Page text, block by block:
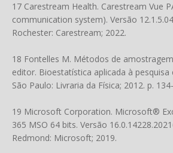
17 Carestream Health. Carestream Vue
communication system). Versão
Rochester: Carestream; 2022.
18 Fontelles M. Métodos de
editor. Bioestatística aplicada à pesquisa
São Paulo: Livraria da Física; 2012. p.
19 Microsoft Corporation. Microsoft®
365 MSO 64 bits. Versão
Redmond: Microsoft; 2019.